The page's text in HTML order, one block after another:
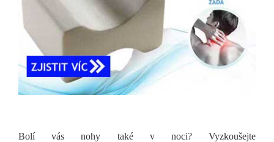
Bolí vás nohy také v noci? Vyzkoušejte